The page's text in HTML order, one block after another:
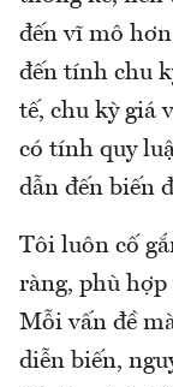
đến vĩ mô
đến tính chu
tế, chu kỳ giá
có tính quy
dẫn đến biến
Tôi luôn cố
ràng, phù
Mỗi vấn đề
diễn biến,